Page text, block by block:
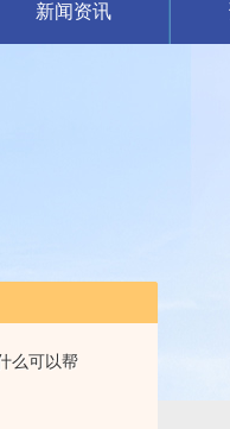
么可以帮
新闻资讯